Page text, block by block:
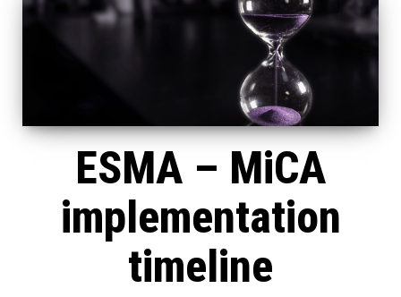
ESMA – MiCA
implementation
timeline